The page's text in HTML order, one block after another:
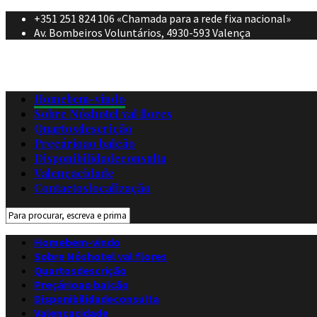
+351 251 824 106 «Chamada para a rede fixa nacional»
Av. Bombeiros Voluntários, 4930-593 Valença
Homebem-vindo
Sobre Nóshotel val flores
Quartosdescrição
Preçárioao balcão
Disponibilidadeconsulta
Valençacidade
Contactoslocalização
Homebem-vindo
Sobre Nóshotel val flores
Quartosdescrição
Preçárioao balcão
Disponibilidadeconsulta
Valençacidade